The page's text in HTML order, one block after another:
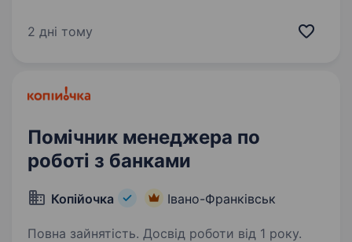
аналіз та систематизація даних Підготовка
2 дні тому
Помічник менеджера по
роботі з банками
Копійочка Івано-Франківськ
Повна зайнятість. Досвід роботи від 1 року.